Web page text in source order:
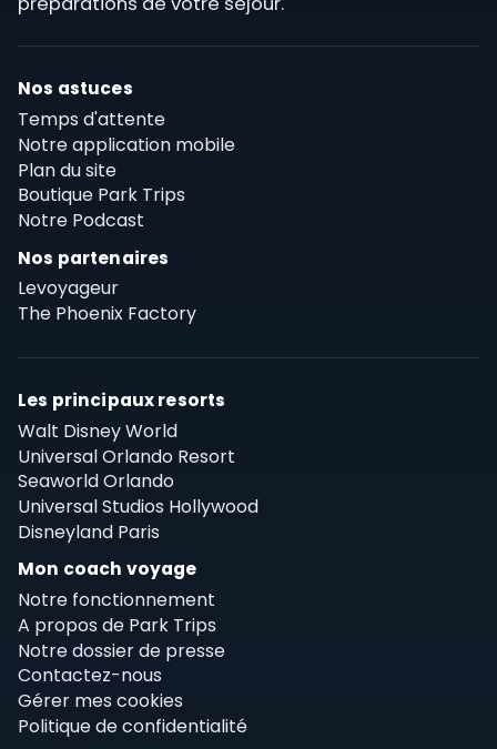
Nos astuces
Temps d'attente
Notre application mobile
Plan du site
Boutique Park Trips
Notre Podcast
Nos partenaires
Levoyageur
The Phoenix Factory
Les principaux resorts
Walt Disney World
Universal Orlando Resort
Seaworld Orlando
Universal Studios Hollywood
Disneyland Paris
Mon coach voyage
Notre fonctionnement
A propos de Park Trips
Notre dossier de presse
Contactez-nous
Gérer mes cookies
Politique de confidentialité